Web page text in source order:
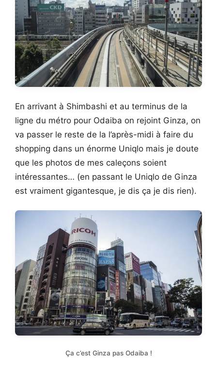
En arrivant à Shimbashi et au terminus de la
ligne du métro pour Odaiba on rejoint Ginza, on
va passer le reste de la l’après-midi à faire du
shopping dans un énorme Uniqlo mais je doute
que les photos de mes caleçons soient
intéressantes… (en passant le Uniqlo de Ginza
est vraiment gigantesque, je dis ça je dis rien).
Ça c’est Ginza pas Odaiba !